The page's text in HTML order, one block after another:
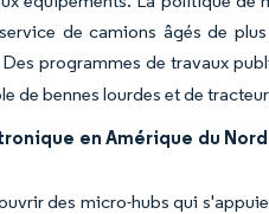
de camions âgés de
Des programmes de travaux
de bennes lourdes et de
en Amérique du
des micro-hubs qui